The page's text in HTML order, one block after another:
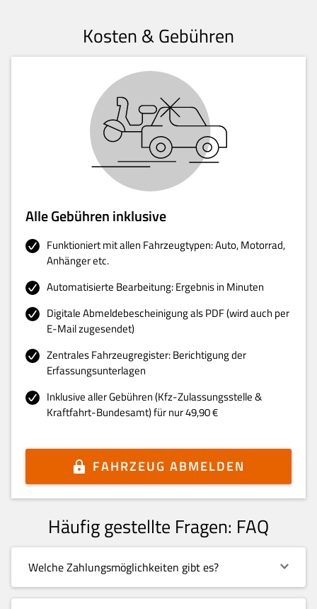
Kosten & Gebühren
Alle Gebühren inklusive
Funktioniert mit allen Fahrzeugtypen: Auto, Motorrad,
Anhänger etc.
Automatisierte Bearbeitung: Ergebnis in Minuten
Digitale Abmeldebescheinigung als PDF (wird auch per
E-Mail zugesendet)
Zentrales Fahrzeugregister: Berichtigung der
Erfassungsunterlagen
Inklusive aller Gebühren (Kfz-Zulassungsstelle &
Kraftfahrt-Bundesamt) für nur 49,90 €
FAHRZEUG ABMELDEN
Häufig gestellte Fragen: FAQ
Welche Zahlungsmöglichkeiten gibt es?